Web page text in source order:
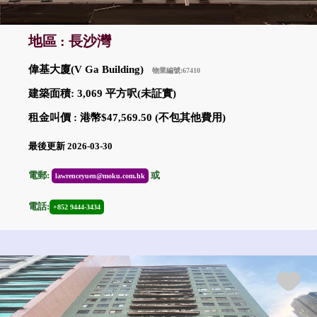
地區 : 長沙灣
偉基大廈(V Ga Building) 物業編號:67410
建築面積: 3,069 平方呎(未証實)
租金叫價 : 港幣$47,569.50 (不包其他費用)
最後更新 2026-03-30
電郵: lawrenceyuen@moku.com.hk 或
電話: +852 9444-3434